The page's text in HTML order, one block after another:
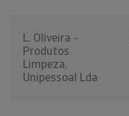
L. Oliveira -
Produtos
Limpeza,
Unipessoal Lda